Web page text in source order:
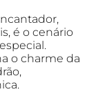
é o cenário
o charme da